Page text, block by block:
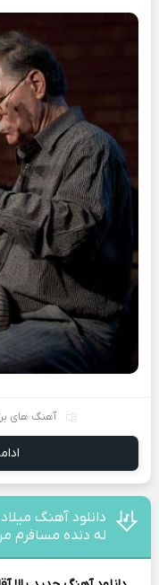
آهنگ های
دانلود آهنگ
له دنده ﻣﺴﺎﻓﺮم